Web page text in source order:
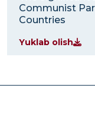
Communist
Countries
Yuklab olish